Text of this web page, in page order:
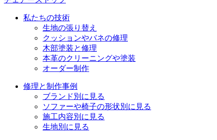
私たちの技術
生地の張り替え
クッションやバネの修理
木部塗装と修理
本革のクリーニングや塗装
オーダー制作
修理と制作事例
ブランド別に見る
ソファーや椅子の形状別に見る
施工内容別に見る
生地別に見る